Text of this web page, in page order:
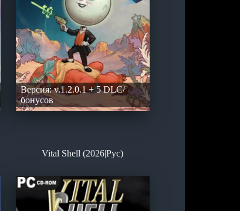
Версия: v.1.2.0.1 + 5 DLC/
бонусов
Vital Shell (2026|Рус)